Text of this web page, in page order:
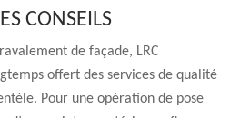
CONSEILS
de façade, LRC
offert des services de qualité
Pour une opération de pose